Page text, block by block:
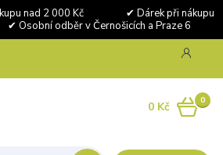
nad 2 000 Kč ✔ Dárek při nákupu
odběr v Černošicích a Praze 6
0
0 Kč